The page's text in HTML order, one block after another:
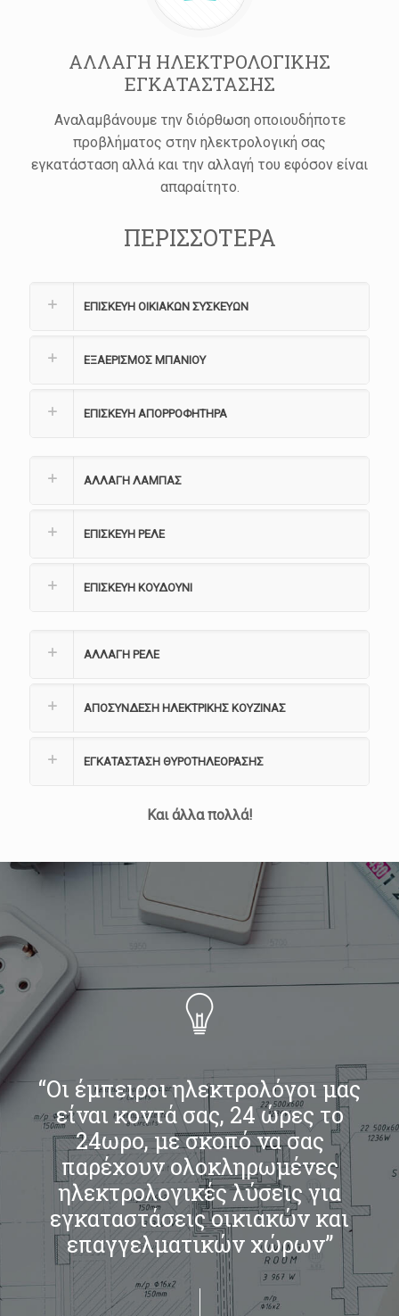
ΑΛΛΑΓΗ ΗΛΕΚΤΡΟΛΟΓΙΚΗΣ
ΕΓΚΑΤΑΣΤΑΣΗΣ
Αναλαμβάνουμε την διόρθωση οποιουδήποτε
προβλήματος στην ηλεκτρολογική σας
εγκατάσταση αλλά και την αλλαγή του εφόσον είναι
απαραίτητο.
ΠΕΡΙΣΣΟΤΕΡΑ
ΕΠΙΣΚΕΥΗ ΟΙΚΙΑΚΩΝ ΣΥΣΚΕΥΩΝ
ΕΞΑΕΡΙΣΜΟΣ ΜΠΑΝΙΟΥ
ΕΠΙΣΚΕΥΗ ΑΠΟΡΡΟΦΗΤΗΡΑ
ΑΛΛΑΓΗ ΛΑΜΠΑΣ
ΕΠΙΣΚΕΥΗ ΡΕΛΕ
ΕΠΙΣΚΕΥΗ ΚΟΥΔΟΥΝΙ
ΑΛΛΑΓΗ ΡΕΛΕ
ΑΠΟΣΥΝΔΕΣΗ ΗΛΕΚΤΡΙΚΗΣ ΚΟΥΖΙΝΑΣ
ΕΓΚΑΤΑΣΤΑΣΗ ΘΥΡΟΤΗΛΕΟΡΑΣΗΣ
Και άλλα πολλά!
“Οι έμπειροι ηλεκτρολόγοι μας
είναι κοντά σας, 24 ώρες το
24ωρο, με σκοπό να σας
παρέχουν ολοκληρωμένες
ηλεκτρολογικές λύσεις για
εγκαταστάσεις οικιακών και
επαγγελματικών χώρων”